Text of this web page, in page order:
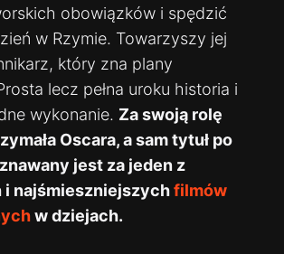
obowiązków i spędzić
w Rzymie. Towarzyszy jej
który zna plany
lecz pełna uroku historia i
wykonanie. Za swoją rolę
Oscara, a sam tytuł po
jest za jeden z
i najśmieszniejszychfilmów
w dziejach.